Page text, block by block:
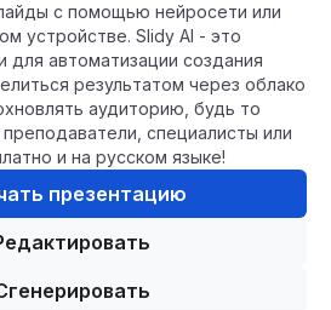
с помощью нейросети или
устройстве. Slidy AI - это
для автоматизации создания
результатом через облако
аудиторию, будь то
специалисты или
и на русском языке!
презентацию